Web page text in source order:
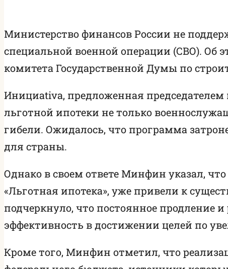
Министерство финансов России не
специальной военной операции (СВО). Об
комитета Государственной Думы по
Инициativa, предложенная председателем
льготной ипотеки не только
гибели. Ожидалось, что программа
для страны.
Однако в своем ответе Минфин указал,
«Льготная ипотека», уже привели к
подчеркнуло, что постоянное продление
эффективность в достижении целей по
Кроме того, Минфин отметил, что